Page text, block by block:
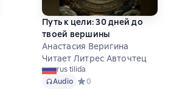
0 оценок
Путь к цели: 30 дней до
твоей вершины
Анастасия Веригина
Читает Литрес Авточтец
rus tilida
Audio Средний рейтинг 0 на
0